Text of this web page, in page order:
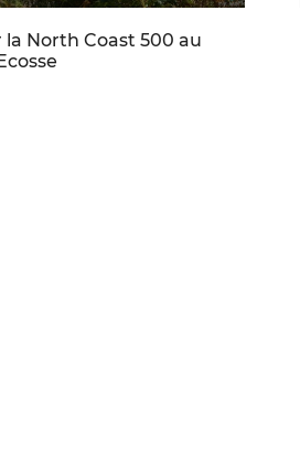
la North Coast 500 au